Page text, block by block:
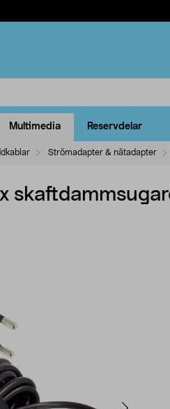
Multimedia Reservdelar
Strömadapter & nätadapter